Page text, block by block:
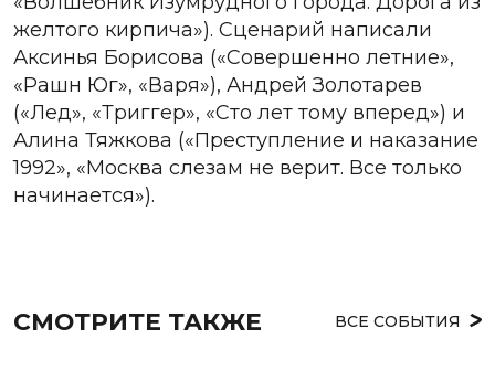
желтого кирпича»). Сценарий написали
Аксинья Борисова («Совершенно летние»,
«Рашн Юг», «Варя»), Андрей Золотарев
(«Лед», «Триггер», «Сто лет тому вперед») и
Алина Тяжкова («Преступление и наказание
1992», «Москва слезам не верит. Все только
начинается»).
СМОТРИТЕ ТАКЖЕ ВСЕ СОБЫТИЯ